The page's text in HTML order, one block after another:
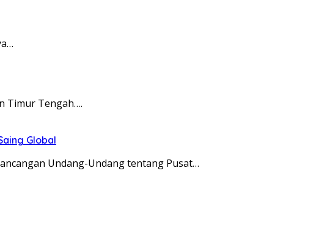
Timur Tengah….
Global
Undang-Undang tentang Pusat…